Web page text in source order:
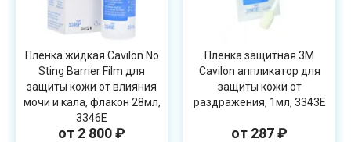
Пленка жидкая Cavilon No
Sting Barrier Film для
защиты кожи от влияния
мочи и кала, флакон 28мл,
3346E
от 2 800 ₽
Пленка защитная 3М
Cavilon аппликатор для
защиты кожи от
раздражения, 1мл, 3343E
от 287 ₽